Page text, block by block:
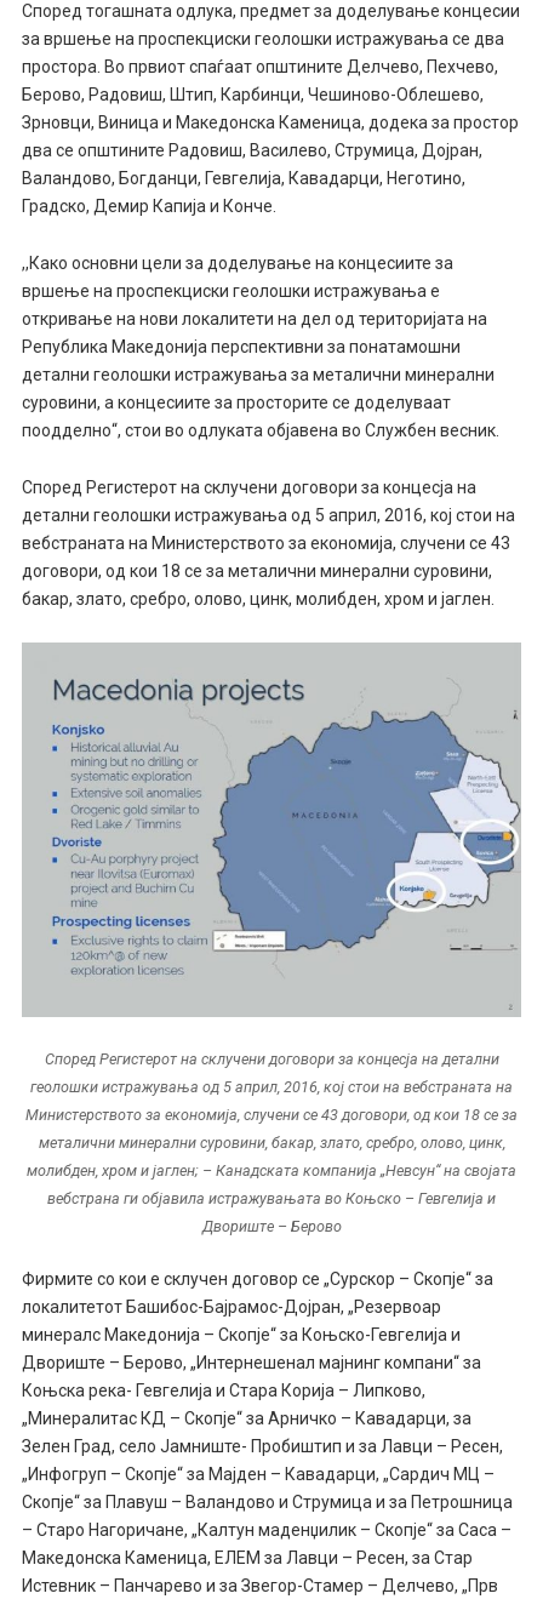
Според тогашната одлука, предмет за доделување концесии
за вршење на проспекциски геолошки истражувања се два
простора. Во првиот спаѓаат општините Делчево, Пехчево,
Берово, Радовиш, Штип, Карбинци, Чешиново-Облешево,
Зрновци, Виница и Македонска Каменица, додека за простор
два се општините Радовиш, Василево, Струмица, Дојран,
Валандово, Богданци, Гевгелија, Кавадарци, Неготино,
Градско, Демир Капија и Конче.
,,Како основни цели за доделување на концесиите за
вршење на проспекциски геолошки истражувања е
откривање на нови локалитети на дел од територијата на
Република Македонија перспективни за понатамошни
детални геолошки истражувања за металични минерални
суровини, а концесиите за просторите се доделуваат
поодделно“, стои во одлуката објавена во Службен весник.
Според Регистерот на склучени договори за концесја на
детални геолошки истражувања од 5 април, 2016, кој стои на
вебстраната на Министерството за економија, случени се 43
договори, од кои 18 се за металични минерални суровини,
бакар, злато, сребро, олово, цинк, молибден, хром и јаглен.
Според Регистерот на склучени договори за концесја на детални
геолошки истражувања од 5 април, 2016, кој стои на вебстраната на
Министерството за економија, случени се 43 договори, од кои 18 се за
металични минерални суровини, бакар, злато, сребро, олово, цинк,
молибден, хром и јаглен; – Канадската компанија „Невсун“ на својата
вебстрана ги објавила истражувањата во Коњско – Гевгелија и
Двориште – Берово
Фирмите со кои е склучен договор се „Сурскор – Скопје“ за
локалитетот Башибос-Бајрамос-Дојран, „Резервоар
минералс Македонија – Скопје“ за Коњско-Гевгелија и
Двориште – Берово, „Интернешенал мајнинг компани“ за
Коњска река- Гевгелија и Стара Корија – Липково,
„Минералитас КД – Скопје“ за Арничко – Кавадарци, за
Зелен Град, село Јамниште- Пробиштип и за Лавци – Ресен,
„Инфогруп – Скопје“ за Мајден – Кавадарци, „Сардич МЦ –
Скопје“ за Плавуш – Валандово и Струмица и за Петрошница
– Старо Нагоричане, „Калтун маденџилик – Скопје“ за Саса –
Македонска Каменица, ЕЛЕМ за Лавци – Ресен, за Стар
Истевник – Панчарево и за Звегор-Стамер – Делчево, „Прв